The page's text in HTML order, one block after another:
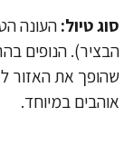
טיול:העונה הטובה
הנופים
את האזור לגן
במיוחד.